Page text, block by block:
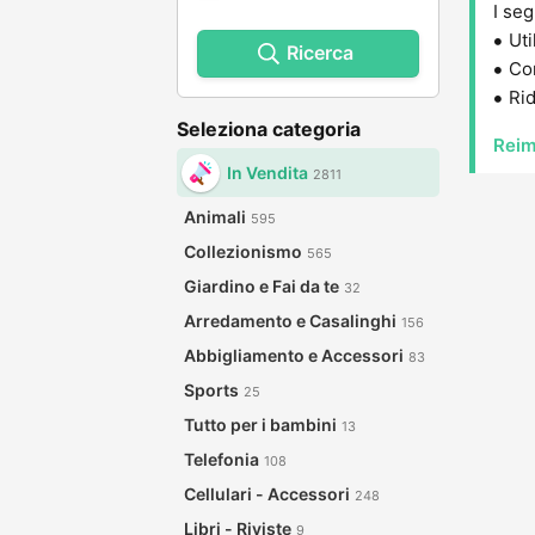
Ricerca
Seleziona categoria
In Vendita 2811
Animali 595
Collezionismo 565
Giardino e Fai da te 32
Arredamento e Casalinghi 156
Abbigliamento e Accessori 83
Sports 25
Tutto per i bambini 13
Telefonia 108
Cellulari - Accessori 248
Libri - Riviste 9
I